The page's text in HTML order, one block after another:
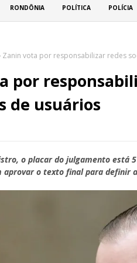
RONDÔNIA POLÍTICA POLÍCIA
Zanin vota por responsabilizar redes
por
de usuários
o placar do julgamento está
aprovar o texto final para definir